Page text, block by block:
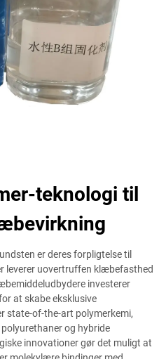
teknologi til
er deres forpligtelse til
leverer uovertruffen klæbefasthed
investerer
at skabe eksklusive
state-of-the-art polymerkemi,
og hybride
innovationer gør det muligt at